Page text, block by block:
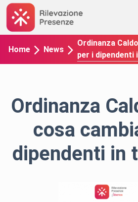
Home News
Ordinanza
per i
Ordinanza
cosa
dipendenti in